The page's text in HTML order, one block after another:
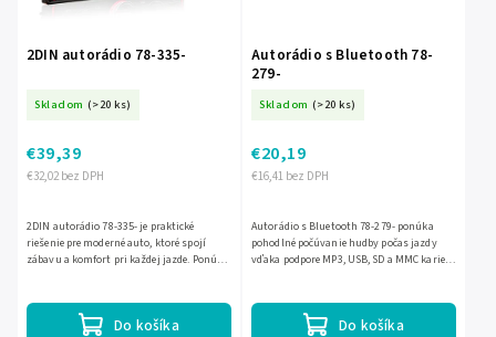
2DIN autorádio 78-335-
Skladom (>20 ks)
€32,02 bez DPH
€39,39
Do košíka
2DIN autorádio 78-335- je praktické
riešenie pre moderné auto, ktoré spojí
zábavu a komfort pri každej jazde. Ponúka
Autorádio s Bluetooth 78-
279-
Skladom (>20 ks)
€16,41 bez DPH
€20,19
Do košíka
Autorádio s Bluetooth 78-279- ponúka
pohodlné počúvanie hudby počas jazdy
vďaka podpore MP3, USB, SD a MMC kariet.